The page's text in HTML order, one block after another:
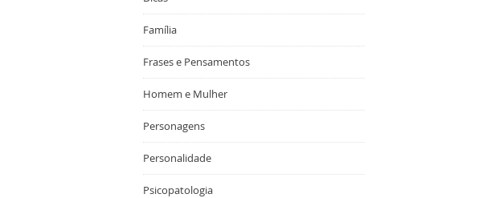
Família
Frases e Pensamentos
Homem e Mulher
Personagens
Personalidade
Psicopatologia